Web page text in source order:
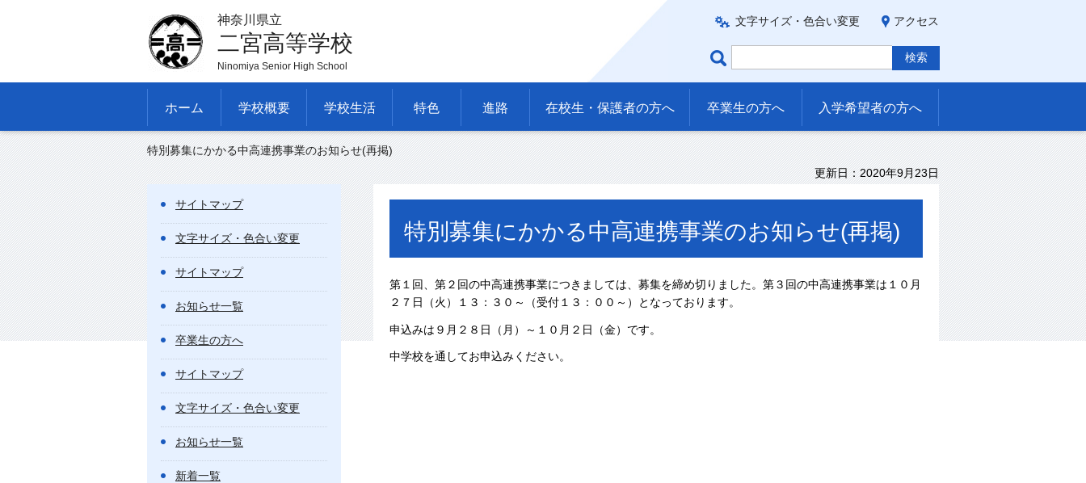
神奈川県立
二宮高等学校
Ninomiya Senior High School
文字サイズ・色合い変更 アクセス
ホーム 学校概要 学校生活 特色 進路 在校生・保護者の方へ 卒業生の方へ 入学希望者の方へ
特別募集にかかる中高連携事業のお知らせ(再掲)
更新日：2020年9月23日
サイトマップ
文字サイズ・色合い変更
サイトマップ
お知らせ一覧
卒業生の方へ
サイトマップ
文字サイズ・色合い変更
お知らせ一覧
新着一覧
特別募集にかかる中高連携事業のお知らせ(再掲)
第１回、第２回の中高連携事業につきましては、募集を締め切りました。第３回の中高連携事業は１０月
２７日（火）１３：３０～（受付１３：００～）となっております。
申込みは９月２８日（月）～１０月２日（金）です。
中学校を通してお申込みください。